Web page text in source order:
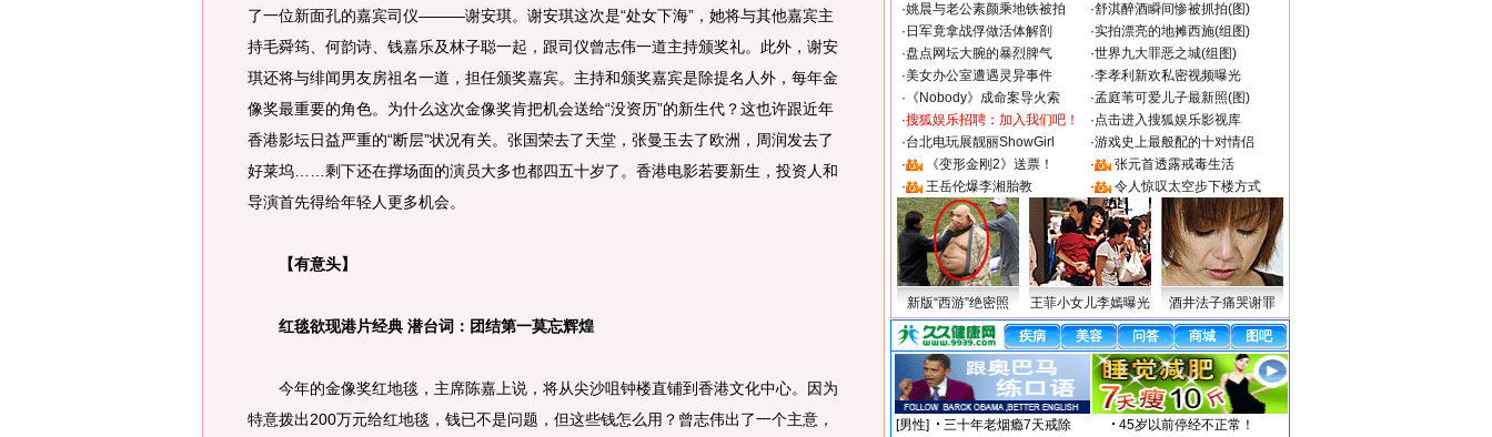
了一位新面孔的嘉宾司仪———谢安琪。谢安琪这次是“处女下海”，她将与其他嘉宾主
持毛舜筠、何韵诗、钱嘉乐及林子聪一起，跟司仪曾志伟一道主持颁奖礼。此外，谢安
琪还将与绯闻男友房祖名一道，担任颁奖嘉宾。主持和颁奖嘉宾是除提名人外，每年金
像奖最重要的角色。为什么这次金像奖肯把机会送给“没资历”的新生代？这也许跟近年
香港影坛日益严重的“断层”状况有关。张国荣去了天堂，张曼玉去了欧洲，周润发去了
好莱坞……剩下还在撑场面的演员大多也都四五十岁了。香港电影若要新生，投资人和
导演首先得给年轻人更多机会。
【有意头】
红毯欲现港片经典 潜台词：团结第一莫忘辉煌
今年的金像奖红地毯，主席陈嘉上说，将从尖沙咀钟楼直铺到香港文化中心。因为
特意拨出200万元给红地毯，钱已不是问题，但这些钱怎么用？曾志伟出了一个主意，
·姚晨与老公素颜乘地铁被拍 ·舒淇醉酒瞬间惨被抓拍(图)
· 日军竟拿战俘做活体解剖 ·实拍漂亮的地摊西施(组图)
·盘点网坛大腕的暴烈脾气 ·世界九大罪恶之城(组图)
·美女办公室遭遇灵异事件 ·李孝利新欢私密视频曝光
· 《Nobody》成命案导火索 ·孟庭苇可爱儿子最新照(图)
·搜狐娱乐招聘：加入我们吧！ ·点击进入搜狐娱乐影视库
·台北电玩展靓丽ShowGirl ·游戏史上最般配的十对情侣
·
《变形金刚2》送票！ ·
张元首透露戒毒生活
·
王岳伦爆李湘胎教 · 令人惊叹太空步下楼方式
新版“西游”绝密照 王菲小女儿李嫣曝光 酒井法子痛哭谢罪